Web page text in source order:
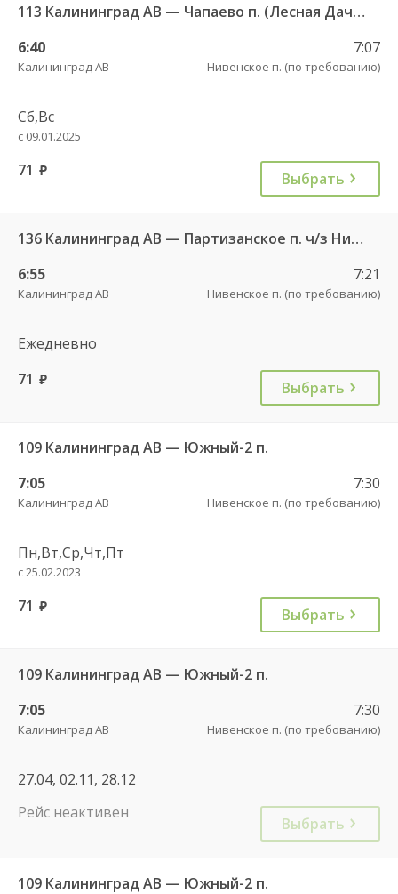
113 Калининград АВ — Чапаево п. (Лесная Дача) ч/з Багратионовск г., Долгоруково п.
6:40
Калининград АВ
7:07
Нивенское п. (по требованию)
Сб,Вс
с 09.01.2025
71 руб. Выбрать
136 Калининград АВ — Партизанское п. ч/з Нивенское п.
6:55
Калининград АВ
7:21
Нивенское п. (по требованию)
Ежедневно
71 руб. Выбрать
109 Калининград АВ — Южный-2 п.
7:05
Калининград АВ
7:30
Нивенское п. (по требованию)
Пн,Вт,Ср,Чт,Пт
с 25.02.2023
71 руб. Выбрать
109 Калининград АВ — Южный-2 п.
7:05
Калининград АВ
7:30
Нивенское п. (по требованию)
27.04, 02.11, 28.12
Рейс неактивен
Выбрать
109 Калининград АВ — Южный-2 п.